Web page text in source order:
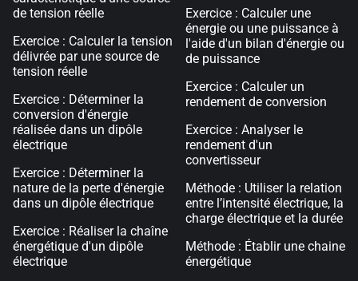
de tension réelle
Exercice : Calculer la tension
délivrée par une source de
tension réelle
Exercice : Déterminer la
conversion d'énergie
réalisée dans un dipôle
électrique
Exercice : Déterminer la
nature de la perte d'énergie
dans un dipôle électrique
Exercice : Réaliser la chaîne
énergétique d'un dipôle
électrique
Exercice : Calculer une
énergie ou une puissance à
l'aide d'un bilan d'énergie ou
de puissance
Exercice : Calculer un
rendement de conversion
Exercice : Analyser le
rendement d'un
convertisseur
Méthode : Utiliser la relation
entre l’intensité électrique, la
charge électrique et la durée
Méthode : Établir une chaine
énergétique